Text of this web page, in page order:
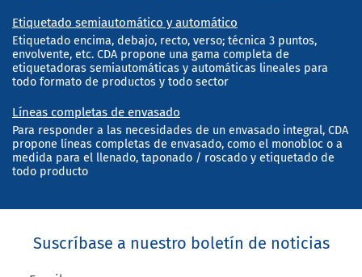
Etiquetado semiautomático y automático
Etiquetado encima, debajo, recto, verso; técnica 3 puntos,
envolvente, etc. CDA propone una gama completa de
etiquetadoras semiautomáticas y automáticas lineales para
todo formato de productos y todo sector
Líneas completas de envasado
Para responder a las necesidades de un envasado integral, CDA
propone líneas completas de envasado, como el monobloc o a
medida para el llenado, taponado / roscado y etiquetado de
todo producto
Suscríbase a nuestro boletín de noticias